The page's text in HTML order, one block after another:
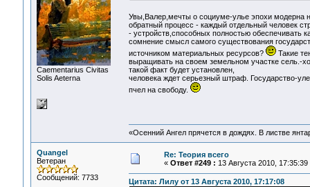
Сaementarius Civitas
Solis Aeterna
Увы,Валер,мечты о социуме-улье эпохи модерна
обратный процесс - каждый отдельный человек
- устройств,способных полностью обеспечивать
сомнение смысл самого существования
источником материальных ресурсов?
Такие
выращивать на своем земельном участке сель.-
такой факт будет установлен,
человека ждет серьезный штраф. Государство-
пчел на свободу.
«Осенний Ангел прячется в дождях. В листве
Quangel
Ветеран
Сообщений: 7733
Re: Теория всего
« Ответ #249 : 13 Августа 2010, 17:35:39
Цитата: Лилу от 13 Августа 2010, 17:17:08